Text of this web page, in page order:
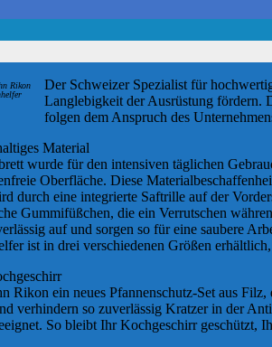
Der Schweizer Spezialist für
Langlebigkeit der Ausrüstung fördern.
folgen dem Anspruch des
Material
wurde für den intensiven täglichen
Oberfläche. Diese
durch eine integrierte Saftrille auf der
Gummifüßchen, die ein Verrutschen
auf und sorgen so für eine saubere
ist in drei verschiedenen Größen
Rikon ein neues Pfannenschutz-Set aus
verhindern so zuverlässig Kratzer in der
So bleibt Ihr Kochgeschirr geschützt,